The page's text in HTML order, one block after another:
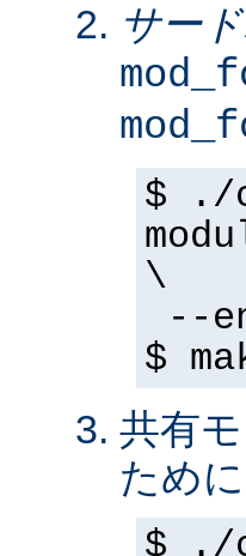
サー
$ ./
\
--
$
共有
ため
$ ./